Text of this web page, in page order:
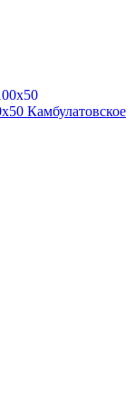
Камбулатовское